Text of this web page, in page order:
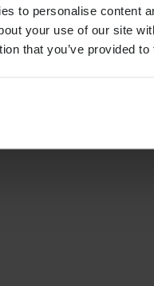
to personalise content
your use of our site
that you’ve provided